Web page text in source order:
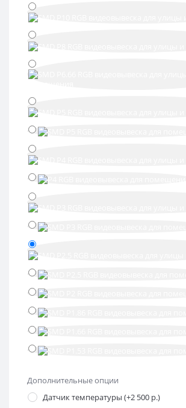
Дополнительные опции
Датчик температуры (+2 500 р.)